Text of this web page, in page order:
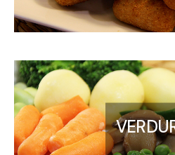
OTROS PRODUCTOSBLOG
RECETAS
CURIOSIDADES